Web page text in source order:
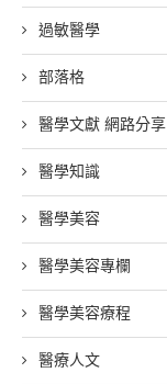
過敏醫學
部落格
醫學文獻 網路分享
醫學知識
醫學美容
醫學美容專欄
醫學美容療程
醫療人文